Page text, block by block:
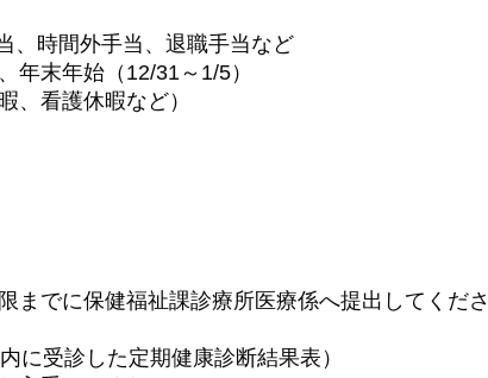
間外手当、退職手当など
始（12/31～1/5）
護休暇など）
でに保健福祉課診療所医療係へ提出してくださ
受診した定期健康診断結果表）